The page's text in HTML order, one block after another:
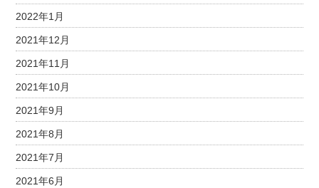
2022年1月
2021年12月
2021年11月
2021年10月
2021年9月
2021年8月
2021年7月
2021年6月